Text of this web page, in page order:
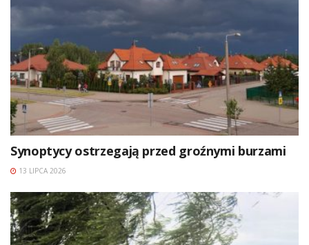
Synoptycy ostrzegają przed groźnymi burzami
13 LIPCA 2026